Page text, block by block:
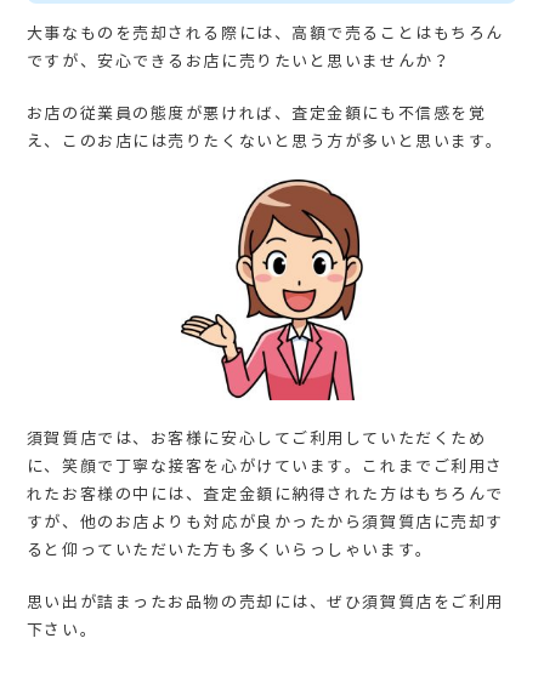
大事なものを売却される際には、高額で売ることはもちろん
ですが、安心できるお店に売りたいと思いませんか？
お店の従業員の態度が悪ければ、査定金額にも不信感を覚
え、このお店には売りたくないと思う方が多いと思います。
須賀質店では、お客様に安心してご利用していただくため
に、笑顔で丁寧な接客を心がけています。これまでご利用さ
れたお客様の中には、査定金額に納得された方はもちろんで
すが、他のお店よりも対応が良かったから須賀質店に売却す
ると仰っていただいた方も多くいらっしゃいます。
思い出が詰まったお品物の売却には、ぜひ須賀質店をご利用
下さい。